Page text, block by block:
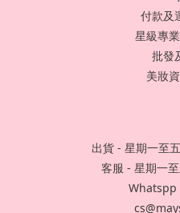
付款及
星級專
批發
美妝
出貨 - 星期一至
客服 - 星期一
Whatspp